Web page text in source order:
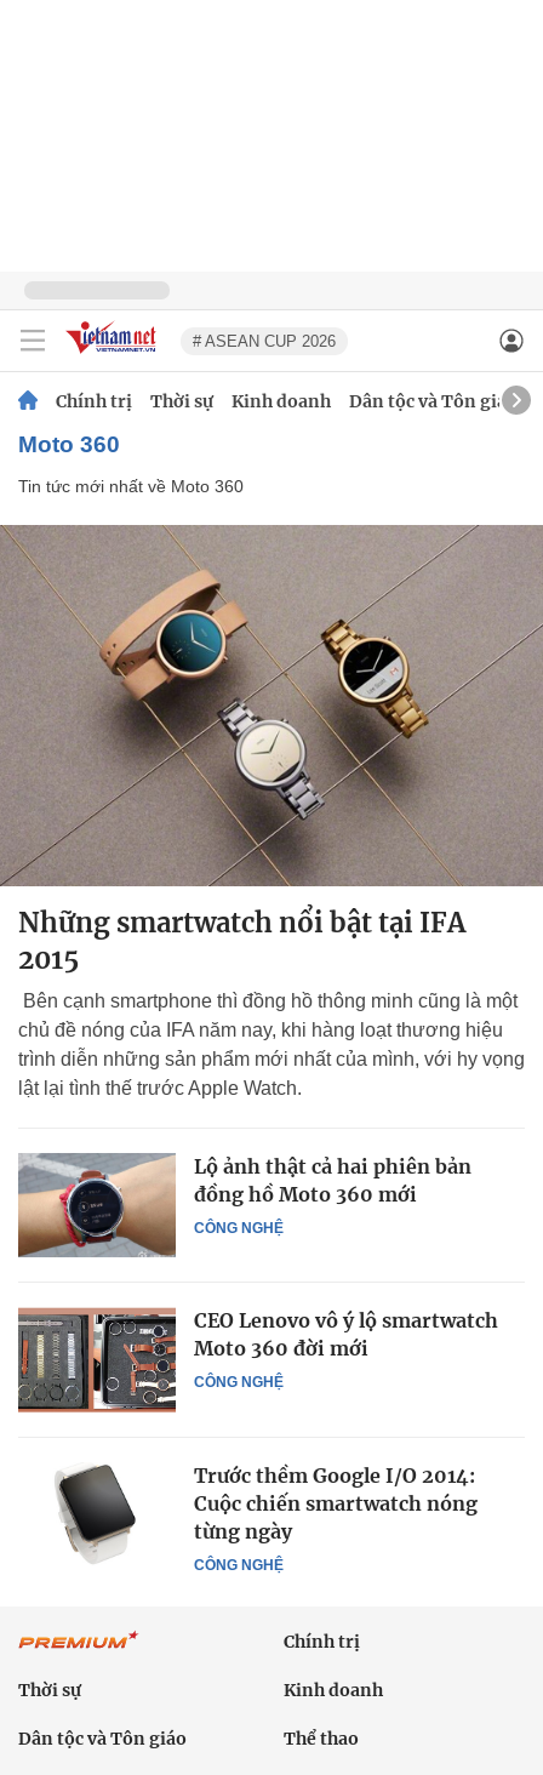
# ASEAN CUP 2026
Chính trị Thời sự Kinh doanh Dân tộc và Tôn giáo
Moto 360
Tin tức mới nhất về Moto 360
Những smartwatch nổi bật tại IFA
2015
Bên cạnh smartphone thì đồng hồ thông minh cũng là một
chủ đề nóng của IFA năm nay, khi hàng loạt thương hiệu
trình diễn những sản phẩm mới nhất của mình, với hy vọng
lật lại tình thế trước Apple Watch.
CÔNG NGHỆ
Lộ ảnh thật cả hai phiên bản
đồng hồ Moto 360 mới
CÔNG NGHỆ
CEO Lenovo vô ý lộ smartwatch
Moto 360 đời mới
CÔNG NGHỆ
Trước thềm Google I/O 2014:
Cuộc chiến smartwatch nóng
từng ngày
Chính trị
Thời sự Kinh doanh
Dân tộc và Tôn giáo Thể thao